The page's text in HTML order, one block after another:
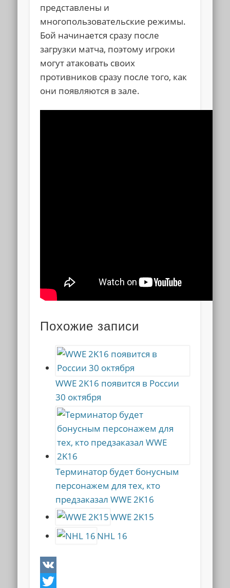
представлены и
многопользовательские режимы.
Бой начинается сразу после
загрузки матча, поэтому игроки
могут атаковать своих
противников сразу после того, как
они появляются в зале.
Похожие записи
WWE 2K16 появится в России
30 октября
Терминатор будет бонусным
персонажем для тех, кто
предзаказал WWE 2K16
WWE 2K15
NHL 16
VK